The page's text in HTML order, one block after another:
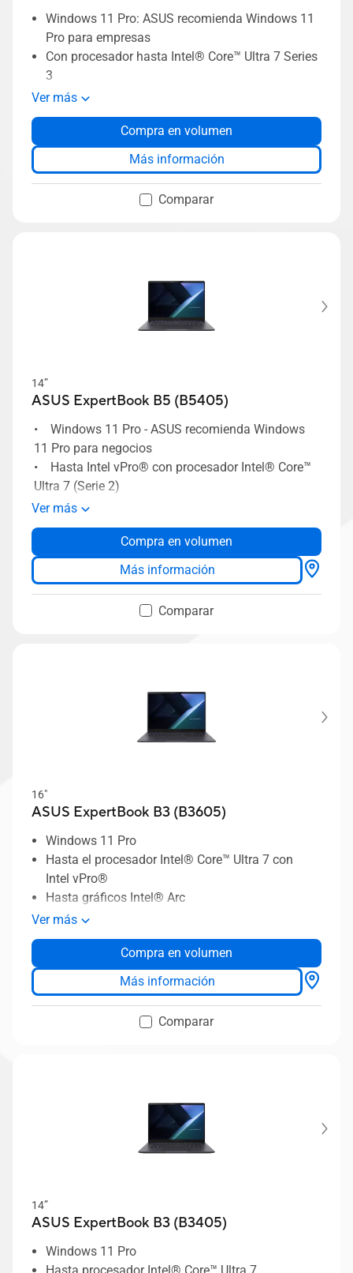
Windows 11 Pro: ASUS recomienda Windows 11
Pro para empresas
Con procesador hasta Intel® Core™ Ultra 7 Series
3
Hasta 64 GB de memoria DDR5x
Pantalla antirreflejos de hasta 14 pulgadas y
16:10
Seguridad de grado empresarial con ASUS
ExpertGuardian
Solución térmica ASUS ExpertCool
Ver más
Compra en volumen
Más información
Comparar
14”
ASUS ExpertBook B5 (B5405)
• Windows 11 Pro - ASUS recomienda Windows
11 Pro para negocios
• Hasta Intel vPro® con procesador Intel® Core™
Ultra 7 (Serie 2)
• NPU dedicada con capacidad de 13 TOPS,
hasta 99 TOPS en la plataforma total
• ASUS ExpertGuardian con seguridad de nivel
empresarial
• Configuraciones flexibles para optimizar la
gestión de TI
• Pasaporte digital de producto para la evolución
• Pantalla de 14 pulgadas 2.5K con frecuencia de
actualización de 144 Hz y brillo de 400 nits
Ver más
Compra en volumen
Más información
Comparar
16"
ASUS ExpertBook B3 (B3605)
Windows 11 Pro
Hasta el procesador Intel® Core™ Ultra 7 con
Intel vPro®
Hasta gráficos Intel® Arc
Hasta 64 GB de memoria
AI ExpertMeet exclusivo de ASUS
Diseño ligero, desde 1,78 kg
Seguridad BIOS de nivel empresarial que cumple
con los requisitos de resiliencia NIST SP 800-155
Ver más
Compra en volumen
Más información
Comparar
14”
ASUS ExpertBook B3 (B3405)
Windows 11 Pro